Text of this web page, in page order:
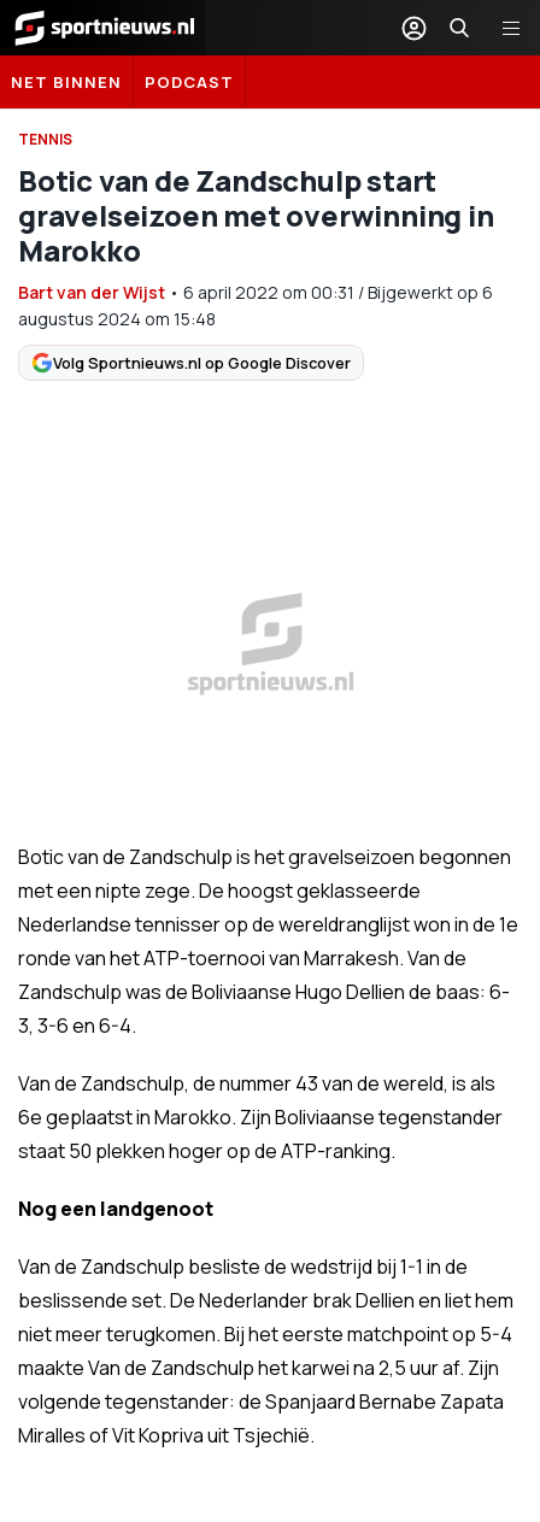
Sportnieuws.nl
NET BINNEN PODCAST
TENNIS
Botic van de Zandschulp start
gravelseizoen met overwinning in
Marokko
Bart van der Wijst • 6 april 2022 om 00:31 /Bijgewerkt op 6
augustus 2024 om 15:48
Volg Sportnieuws.nl op Google Discover
Botic van de Zandschulp is het gravelseizoen begonnen
met een nipte zege. De hoogst geklasseerde
Nederlandse tennisser op de wereldranglijst won in de 1e
ronde van het ATP-toernooi van Marrakesh. Van de
Zandschulp was de Boliviaanse Hugo Dellien de baas: 6-
3, 3-6 en 6-4.
Van de Zandschulp, de nummer 43 van de wereld, is als
6e geplaatst in Marokko. Zijn Boliviaanse tegenstander
staat 50 plekken hoger op de ATP-ranking.
Nog een landgenoot
Van de Zandschulp besliste de wedstrijd bij 1-1 in de
beslissende set. De Nederlander brak Dellien en liet hem
niet meer terugkomen. Bij het eerste matchpoint op 5-4
maakte Van de Zandschulp het karwei na 2,5 uur af. Zijn
volgende tegenstander: de Spanjaard Bernabe Zapata
Miralles of Vit Kopriva uit Tsjechië.